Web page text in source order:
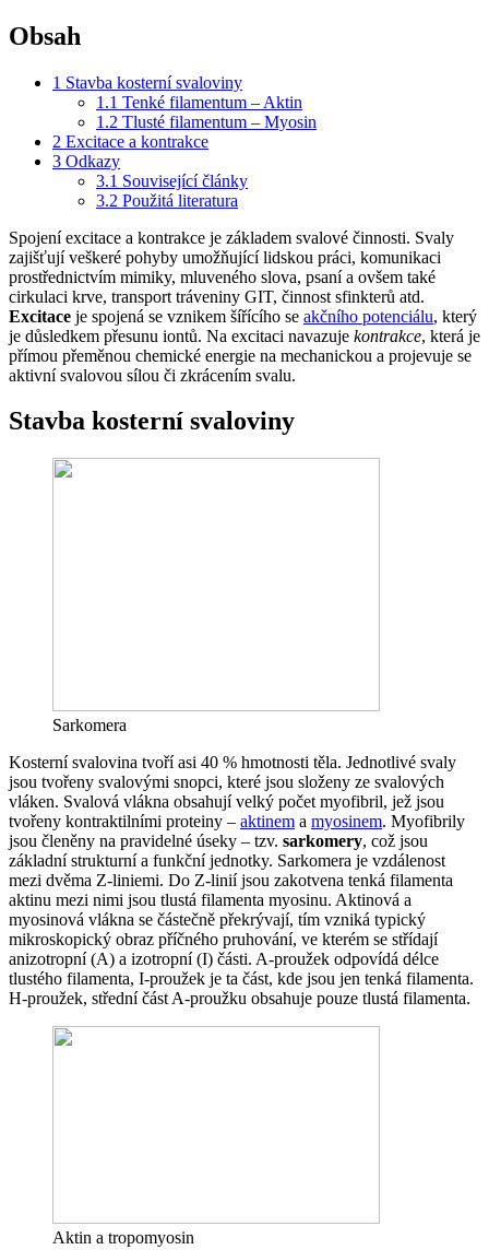
Obsah
1 Stavba kosterní svaloviny
1.1 Tenké filamentum – Aktin
1.2 Tlusté filamentum – Myosin
2 Excitace a kontrakce
3 Odkazy
3.1 Související články
3.2 Použitá literatura
Spojení excitace a kontrakce je základem svalové činnosti. Svaly
zajišťují veškeré pohyby umožňující lidskou práci, komunikaci
prostřednictvím mimiky, mluveného slova, psaní a ovšem také
cirkulaci krve, transport tráveniny GIT, činnost sfinkterů atd.
Excitace je spojená se vznikem šířícího se akčního potenciálu, který
je důsledkem přesunu iontů. Na excitaci navazuje kontrakce, která je
přímou přeměnou chemické energie na mechanickou a projevuje se
aktivní svalovou sílou či zkrácením svalu.
Stavba kosterní svaloviny
Sarkomera
Kosterní svalovina tvoří asi 40 % hmotnosti těla. Jednotlivé svaly
jsou tvořeny svalovými snopci, které jsou složeny ze svalových
vláken. Svalová vlákna obsahují velký počet myofibril, jež jsou
tvořeny kontraktilními proteiny – aktinem a myosinem. Myofibrily
jsou členěny na pravidelné úseky – tzv. sarkomery, což jsou
základní strukturní a funkční jednotky. Sarkomera je vzdálenost
mezi dvěma Z-liniemi. Do Z-linií jsou zakotvena tenká filamenta
aktinu mezi nimi jsou tlustá filamenta myosinu. Aktinová a
myosinová vlákna se částečně překrývají, tím vzniká typický
mikroskopický obraz příčného pruhování, ve kterém se střídají
anizotropní (A) a izotropní (I) části. A-proužek odpovídá délce
tlustého filamenta, I-proužek je ta část, kde jsou jen tenká filamenta.
H-proužek, střední část A-proužku obsahuje pouze tlustá filamenta.
Aktin a tropomyosin